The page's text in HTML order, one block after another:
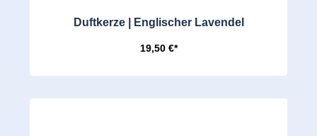
Duftkerze | Englischer Lavendel
19,50 €*